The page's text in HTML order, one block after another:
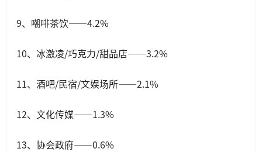
9、嘲啡茶饮——4.2%
10、冰激凌/巧克力/甜品店——3.2%
11、酒吧/民宿/文娱场所——2.1%
12、文化传媒——1.3%
13、协会政府——0.6%